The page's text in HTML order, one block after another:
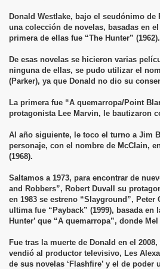
Donald Westlake, bajo el seudónimo
una colección de novelas, basadas en
primera de ellas fue “The Hunter” (1962).
De esas novelas se hicieron varias
ninguna de ellas, se pudo utilizar el
(Parker), ya que Donald no dio su
La primera fue “A quemarropa/Point
protagonista Lee Marvin, le bautizaron
Al año siguiente, le toco el turno a Jim
personaje, con el nombre de McClain,
(1968).
Saltamos a 1973, para encontrar de
and Robbers”, Robert Duvall su
en 1983 se estreno “Slayground”, Peter
ultima fue “Payback” (1999), basada en
Hunter’ que “A quemarropa”, donde
Fue tras la muerte de Donald en el
vendió al productor televisivo, Les
de sus novelas ‘Flashfire’ y el de poder